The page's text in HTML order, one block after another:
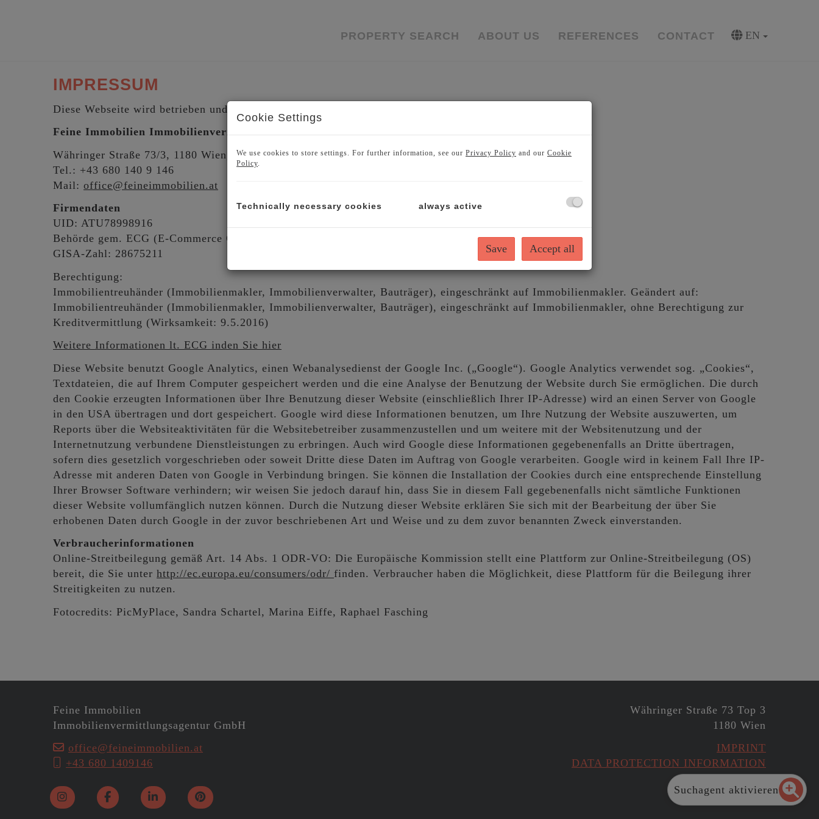
PROPERTY SEARCH ABOUT US REFERENCES CONTACT EN
IMPRESSUM
Diese Webseite wird betrieben und herausgegeben von:
Feine Immobilien Immobilienvermittlungsagentur GmbH
Währinger Straße 73/3, 1180 Wien, Österreich
Tel.: +43 680 140 9 146
Mail: office@feineimmobilien.at
Firmendaten
UID: ATU78998916
Behörde gem. ECG (E-Commerce Gesetz):
Magistratisches Bezirksamt des XVIII. Bezirkes
GISA-Zahl: 28675211
Berechtigung:
Immobilientreuhänder (Immobilienmakler, Immobilienverwalter, Bauträger), eingeschränkt auf Immobilienmakler. Geändert auf:
Immobilientreuhänder (Immobilienmakler, Immobilienverwalter, Bauträger), eingeschränkt auf Immobilienmakler, ohne Berechtigung zur
Kreditvermittlung (Wirksamkeit: 9.5.2016)
Weitere Informationen lt. ECG inden Sie hier
Diese Website benutzt Google Analytics, einen Webanalysedienst der Google Inc. („Google“). Google Analytics verwendet sog. „Cookies“,
Textdateien, die auf Ihrem Computer gespeichert werden und die eine Analyse der Benutzung der Website durch Sie ermöglichen. Die durch
den Cookie erzeugten Informationen über Ihre Benutzung dieser Website (einschließlich Ihrer IP-Adresse) wird an einen Server von Google
in den USA übertragen und dort gespeichert. Google wird diese Informationen benutzen, um Ihre Nutzung der Website auszuwerten, um
Reports über die Websiteaktivitäten für die Websitebetreiber zusammenzustellen und um weitere mit der Websitenutzung und der
Internetnutzung verbundene Dienstleistungen zu erbringen. Auch wird Google diese Informationen gegebenenfalls an Dritte übertragen,
sofern dies gesetzlich vorgeschrieben oder soweit Dritte diese Daten im Auftrag von Google verarbeiten. Google wird in keinem Fall Ihre IP-
Adresse mit anderen Daten von Google in Verbindung bringen. Sie können die Installation der Cookies durch eine entsprechende Einstellung
Ihrer Browser Software verhindern; wir weisen Sie jedoch darauf hin, dass Sie in diesem Fall gegebenenfalls nicht sämtliche Funktionen
dieser Website vollumfänglich nutzen können. Durch die Nutzung dieser Website erklären Sie sich mit der Bearbeitung der über Sie
erhobenen Daten durch Google in der zuvor beschriebenen Art und Weise und zu dem zuvor benannten Zweck einverstanden.
Verbraucherinformationen
Online-Streitbeilegung gemäß Art. 14 Abs. 1 ODR-VO: Die Europäische Kommission stellt eine Plattform zur Online-Streitbeilegung (OS)
bereit, die Sie unter http://ec.europa.eu/consumers/odr/ finden. Verbraucher haben die Möglichkeit, diese Plattform für die Beilegung ihrer
Streitigkeiten zu nutzen.
Fotocredits: PicMyPlace, Sandra Schartel, Marina Eiffe, Raphael Fasching
Feine Immobilien
Immobilienvermittlungsagentur GmbH
office@feineimmobilien.at
+43 680 1409146
Währinger Straße 73 Top 3
1180 Wien
IMPRINT
DATA PROTECTION INFORMATION
Suchagent aktivieren
Cookie Settings
We use cookies to store settings. For further information, see our Privacy Policy and our Cookie
Policy.
Technically necessary cookies always active
Save Accept all